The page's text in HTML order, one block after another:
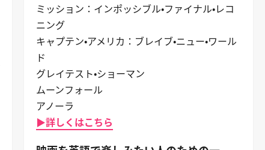
ミッション：インポッシブル・ファイナル・レコ
ニング
キャプテン・アメリカ：ブレイブ・ニュー・ワール
ド
グレイテスト・ショーマン
ムーンフォール
アノーラ
▶詳しくはこちら